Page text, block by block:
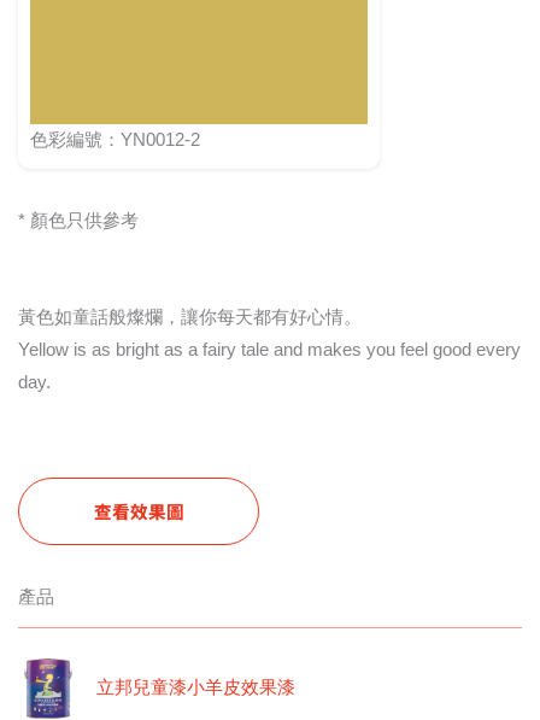
色彩編號：YN0012-2
* 顏色只供參考
黃色如童話般燦爛，讓你每天都有好心情。
Yellow is as bright as a fairy tale and makes you feel good every
day.
查看效果圖
產品
立邦兒童漆小羊皮效果漆